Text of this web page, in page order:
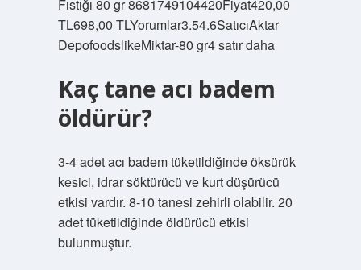
Fıstığı 80 gr 8681749104420Fiyat420,00
TL698,00 TLYorumlar3.54.6SatıcıAktar
DepofoodslikeMiktar-80 gr4 satır daha
Kaç tane acı badem
öldürür?
3-4 adet acı badem tüketildiğinde öksürük
kesici, idrar söktürücü ve kurt düşürücü
etkisi vardır. 8-10 tanesi zehirli olabilir. 20
adet tüketildiğinde öldürücü etkisi
bulunmuştur.